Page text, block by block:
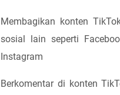
Membagikan konten
sosial lain seperti
Instagram
Berkomentar di konten